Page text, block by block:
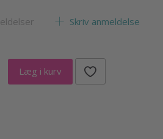
Skriv anmeldelse
Læg i kurv